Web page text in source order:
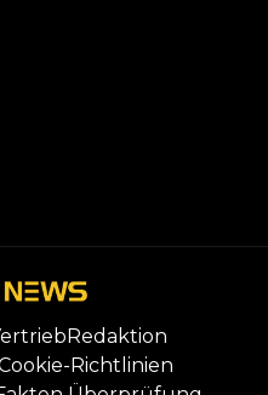
Redaktion
Richtlinien